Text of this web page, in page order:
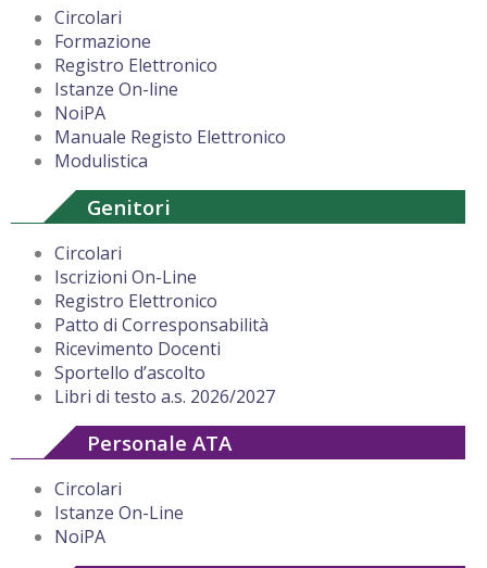
Circolari
Formazione
Registro Elettronico
Istanze On-line
NoiPA
Manuale Registo Elettronico
Modulistica
Genitori
Circolari
Iscrizioni On-Line
Registro Elettronico
Patto di Corresponsabilità
Ricevimento Docenti
Sportello d’ascolto
Libri di testo a.s. 2026/2027
Personale ATA
Circolari
Istanze On-Line
NoiPA